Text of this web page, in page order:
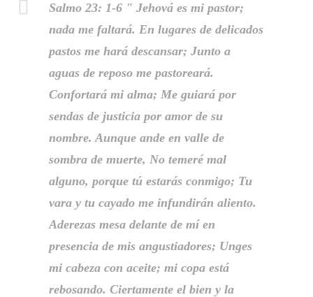
Salmo 23: 1-6 " Jehová es mi pastor;
nada me faltará. En lugares de delicados
pastos me hará descansar; Junto a
aguas de reposo me pastoreará.
Confortará mi alma; Me guiará por
sendas de justicia por amor de su
nombre. Aunque ande en valle de
sombra de muerte, No temeré mal
alguno, porque tú estarás conmigo; Tu
vara y tu cayado me infundirán aliento.
Aderezas mesa delante de mí en
presencia de mis angustiadores; Unges
mi cabeza con aceite; mi copa está
rebosando. Ciertamente el bien y la